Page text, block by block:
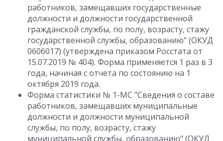
работников, замещавших государственные
должности и должности государственной
гражданской службы, по полу, возрасту, стажу
государственной службы, образованию" (ОКУД
0606017) (утверждена приказом Росстата от
15.07.2019 № 404). Форма применяется 1 раз в 3
года, начиная с отчета по состоянию на 1
октября 2019 года.
Форма статистики № 1-МС "Сведения о составе
работников, замещавших муниципальные
должности и должности муниципальной
службы, по полу, возрасту, стажу
муниципальной службы, образованию" (ОКУД